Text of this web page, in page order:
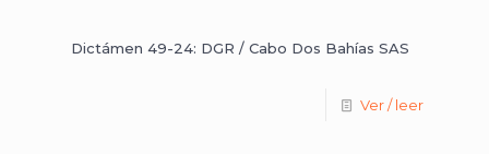
Dictámen 49-24: DGR / Cabo Dos Bahías SAS
Ver / leer